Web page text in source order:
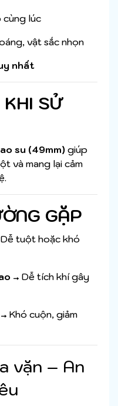
cùng lúc
vật sắc nhọn
nhất
KHI SỬ
su (49mm) giúp
và mang lại cảm
GẶP
tuột hoặc khó
→ Dễ tích khí gây
→ Khó cuộn, giảm
vặn – An